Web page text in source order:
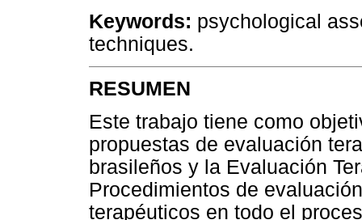
Keywords: psychological
techniques.
RESUMEN
Este trabajo tiene como
propuestas de evaluación
brasileños y la Evaluación
Procedimientos de
terapéuticos en todo el